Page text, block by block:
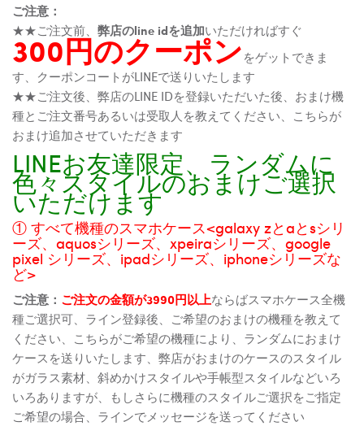
ご注意：
★★ご注文前、 弊店のline idを追加いただければすぐ
300円のクーポンをゲットできま
す、クーポンコートがLINEで送りいたします
★★ご注文後、弊店のLINE IDを登録いただいた後、おまけ機
種とご注文番号あるいは受取人を教えてください、こちらが
おまけ追加させていただきます
LINEお友達限定、ランダムに
色々スタイルのおまけご選択
いただけます
① すべて機種のスマホケース<galaxy zとaとsシリ
ーズ、aquosシリーズ、xpeiraシリーズ、google
pixel シリーズ、ipadシリーズ、iphoneシリーズな
ど>
ご注意： ご注文の金額が3990円以上ならばスマホケース全機
種ご選択可、ライン登録後、ご希望のおまけの機種を教えて
ください、こちらがご希望の機種により、ランダムにおまけ
ケースを送りいたします、弊店がおまけのケースのスタイル
がガラス素材、斜めかけスタイルや手帳型スタイルなどいろ
いろありますが、もしさらに機種のスタイルご選択をご指定
ご希望の場合、ラインでメッセージを送ってください